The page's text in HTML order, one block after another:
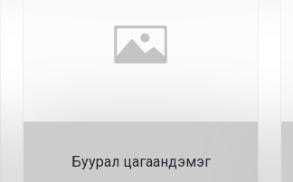
Буурал цагаандэмэг